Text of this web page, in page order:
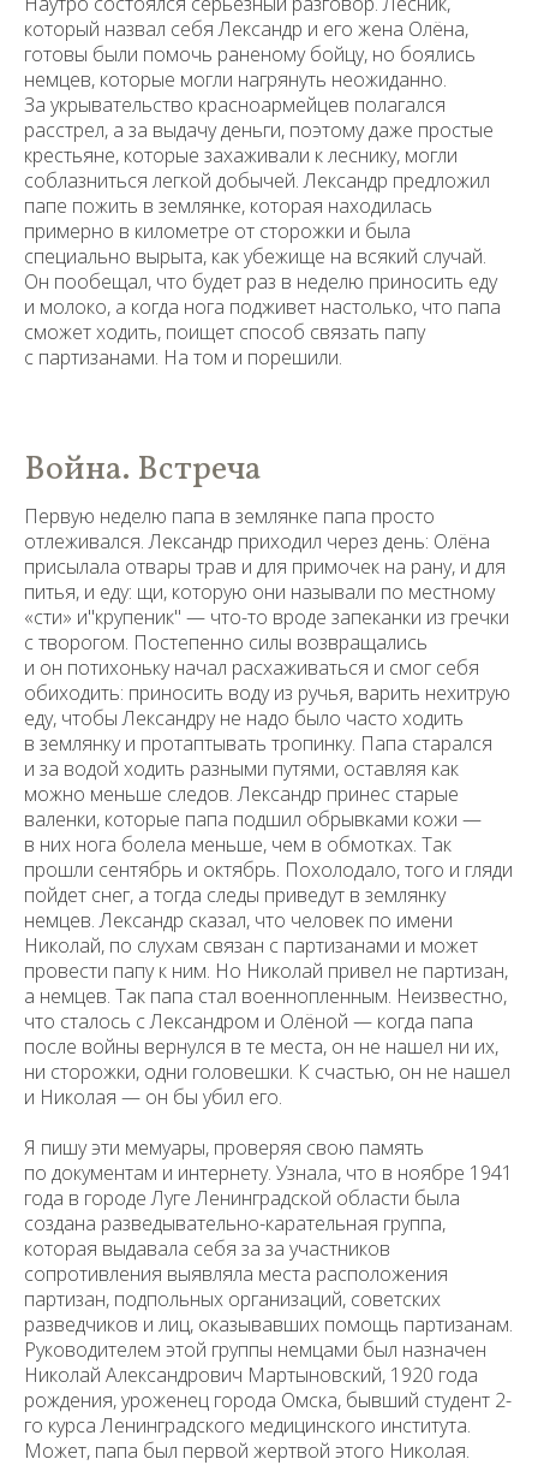
который назвал себя Лександр и его жена Олёна,
готовы были помочь раненому бойцу, но боялись
немцев, которые могли нагрянуть неожиданно.
За укрывательство красноармейцев полагался
расстрел, а за выдачу деньги, поэтому даже простые
крестьяне, которые захаживали к леснику, могли
соблазниться легкой добычей. Лександр предложил
папе пожить в землянке, которая находилась
примерно в километре от сторожки и была
специально вырыта, как убежище на всякий случай.
Он пообещал, что будет раз в неделю приносить еду
и молоко, а когда нога подживет настолько, что папа
сможет ходить, поищет способ связать папу
с партизанами. На том и порешили.
Война. Встреча
Первую неделю папа в землянке папа просто
отлеживался. Лександр приходил через день: Олёна
присылала отвары трав и для примочек на рану, и для
питья, и еду: щи, которую они называли по местному
«сти» и"крупеник" — что-то вроде запеканки из гречки
с творогом. Постепенно силы возвращались
и он потихоньку начал расхаживаться и смог себя
обиходить: приносить воду из ручья, варить нехитрую
еду, чтобы Лександру не надо было часто ходить
в землянку и протаптывать тропинку. Папа старался
и за водой ходить разными путями, оставляя как
можно меньше следов. Лександр принес старые
валенки, которые папа подшил обрывками кожи —
в них нога болела меньше, чем в обмотках. Так
прошли сентябрь и октябрь. Похолодало, того и гляди
пойдет снег, а тогда следы приведут в землянку
немцев. Лександр сказал, что человек по имени
Николай, по слухам связан с партизанами и может
провести папу к ним. Но Николай привел не партизан,
а немцев. Так папа стал военнопленным. Неизвестно,
что сталось с Лександром и Олёной — когда папа
после войны вернулся в те места, он не нашел ни их,
ни сторожки, одни головешки. К счастью, он не нашел
и Николая — он бы убил его.
Я пишу эти мемуары, проверяя свою память
по документам и интернету. Узнала, что в ноябре 1941
года в городе Луге Ленинградской области была
создана разведывательно-карательная группа,
которая выдавала себя за за участников
сопротивления выявляла места расположения
партизан, подпольных организаций, советских
разведчиков и лиц, оказывавших помощь партизанам.
Руководителем этой группы немцами был назначен
Николай Александрович Мартыновский, 1920 года
рождения, уроженец города Омска, бывший студент 2-
го курса Ленинградского медицинского института.
Может, папа был первой жертвой этого Николая.